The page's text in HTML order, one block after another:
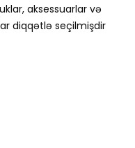
aksessuarlar və
diqqətlə seçilmişdir